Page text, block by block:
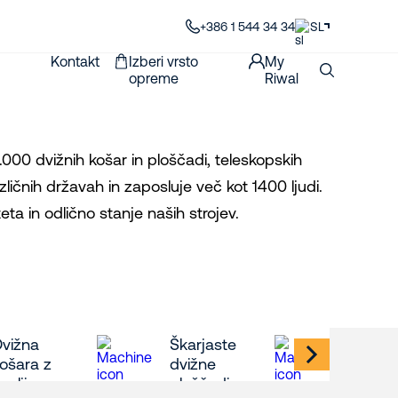
+386 1 544 34 34 SL
Kontakt
Izberi vrsto
opreme
My
Riwal
dvižnih košar in ploščadi, teleskopskih
državah in zaposluje več kot 1400 ljudi.
in odlično stanje naših strojev.
z
Škarjaste
dvižne
ploščadi